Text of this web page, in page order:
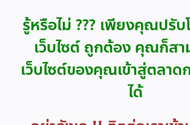
รู้หรือไม่ ??? เพียงคุณปรับ
เว็บไซต์ ถูกต้อง คุณก็สา
เว็บไซต์ของคุณเข้าสู่ตลาด
ได้